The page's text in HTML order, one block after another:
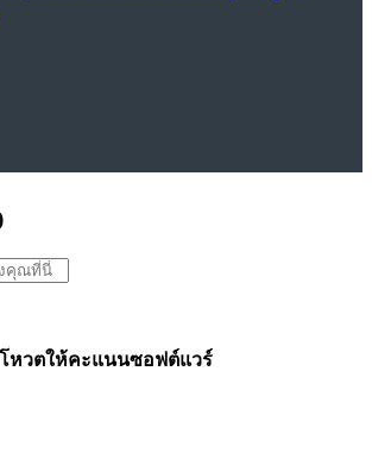
โหวตให้คะแนนซอฟต์แวร์